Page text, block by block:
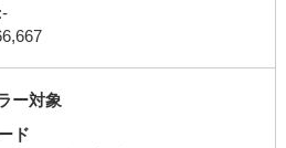
ー対象
ド